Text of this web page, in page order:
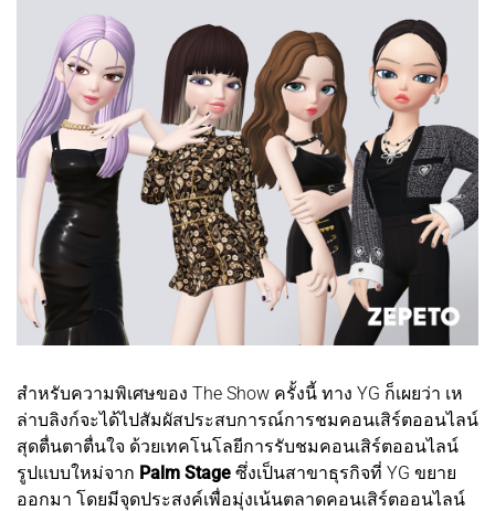
สำหรับความพิเศษของ The Show ครั้งนี้ ทาง YG ก็เผยว่า เห
ล่าบลิงก์จะได้ไปสัมผัสประสบการณ์การชมคอนเสิร์ตออนไลน์
สุดตื่นตาตื่นใจ ด้วยเทคโนโลยีการรับชมคอนเสิร์ตออนไลน์
รูปแบบใหม่จาก Palm Stage ซึ่งเป็นสาขาธุรกิจที่ YG ขยาย
ออกมา โดยมีจุดประสงค์เพื่อมุ่งเน้นตลาดคอนเสิร์ตออนไลน์